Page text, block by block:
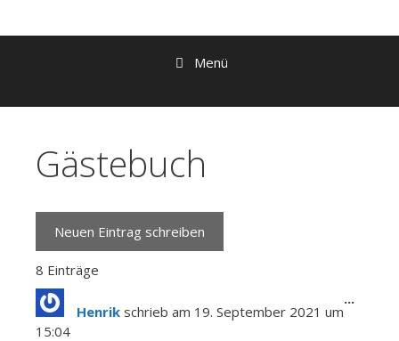
Menü
Gästebuch
8 Einträge
Henrik schrieb am 19. September 2021 um
15:04
...Diese